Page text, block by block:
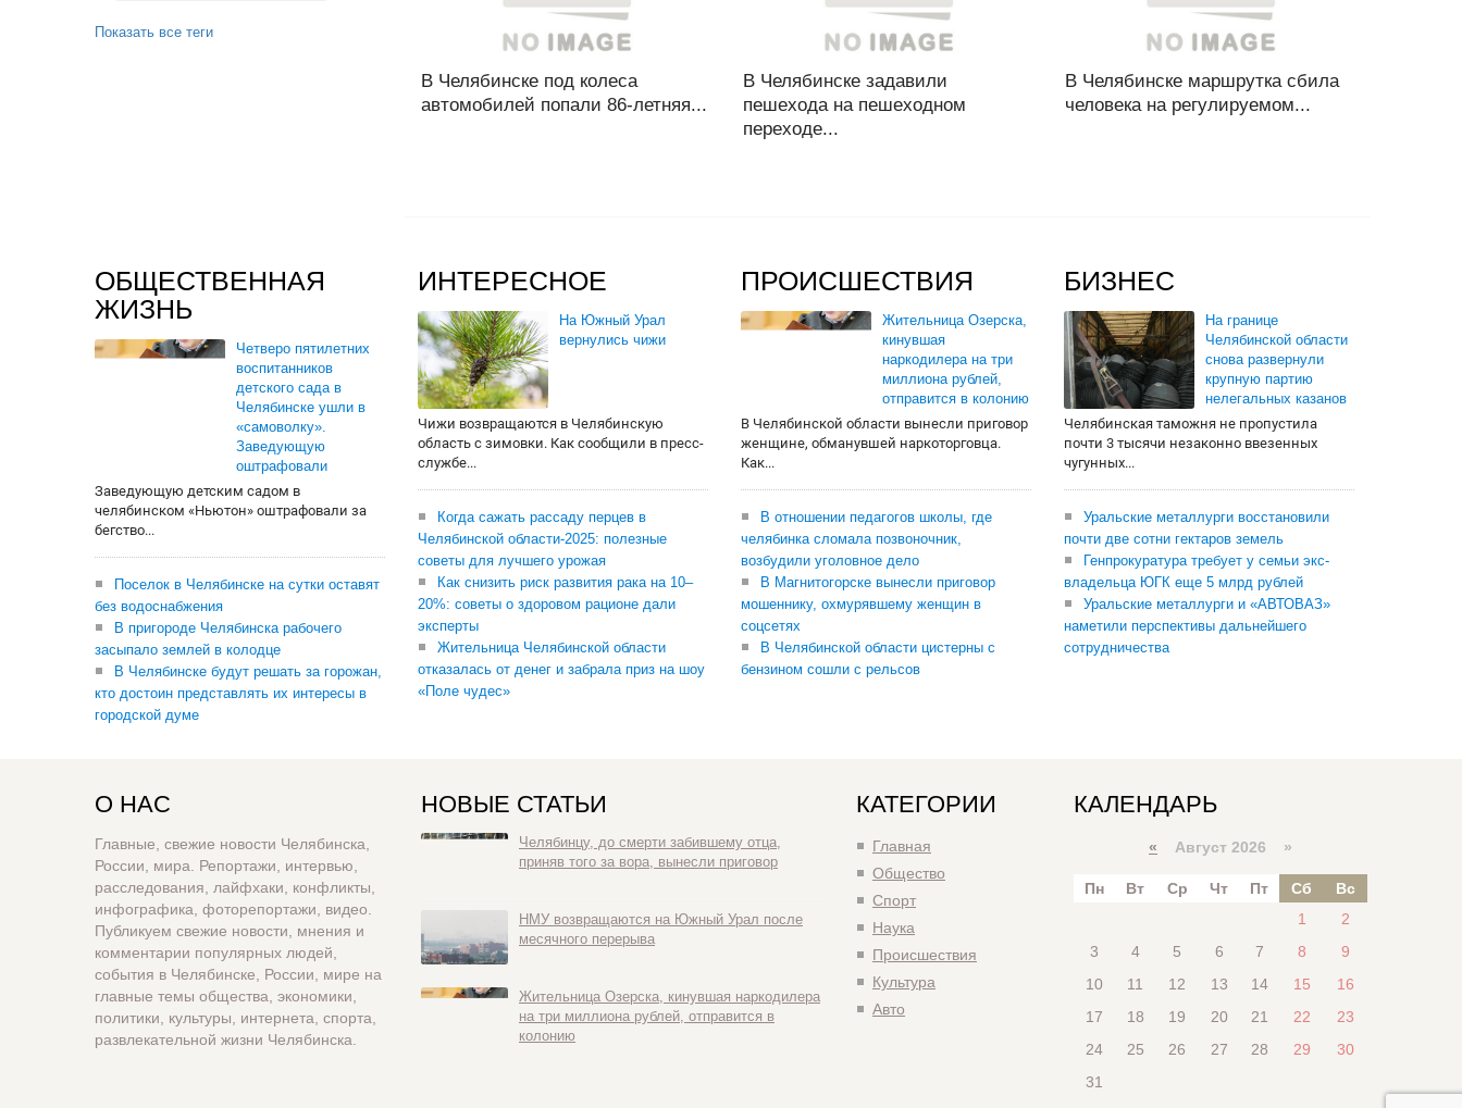
Показать все теги
В Челябинске под колеса
автомобилей попали 86-летняя...
В Челябинске задавили
пешехода на пешеходном
переходе...
В Челябинске маршрутка сбила
человека на регулируемом...
ОБЩЕСТВЕННАЯ
ЖИЗНЬ
Четверо пятилетних
воспитанников
детского сада в
Челябинске ушли в
«самоволку».
Заведующую
оштрафовали
Заведующую детским садом в
челябинском «Ньютон» оштрафовали за
бегство...
Поселок в Челябинске на сутки оставят
без водоснабжения
В пригороде Челябинска рабочего
засыпало землей в колодце
В Челябинске будут решать за горожан,
кто достоин представлять их интересы в
городской думе
ИНТЕРЕСНОЕ
На Южный Урал
вернулись чижи
Чижи возвращаются в Челябинскую
область с зимовки. Как сообщили в пресс-
службе...
Когда сажать рассаду перцев в
Челябинской области-2025: полезные
советы для лучшего урожая
Как снизить риск развития рака на 10–
20%: советы о здоровом рационе дали
эксперты
Жительница Челябинской области
отказалась от денег и забрала приз на шоу
«Поле чудес»
ПРОИСШЕСТВИЯ
Жительница Озерска,
кинувшая
наркодилера на три
миллиона рублей,
отправится в колонию
В Челябинской области вынесли приговор
женщине, обманувшей наркоторговца.
Как...
В отношении педагогов школы, где
челябинка сломала позвоночник,
возбудили уголовное дело
В Магнитогорске вынесли приговор
мошеннику, охмурявшему женщин в
соцсетях
В Челябинской области цистерны с
бензином сошли с рельсов
БИЗНЕС
На границе
Челябинской области
снова развернули
крупную партию
нелегальных казанов
Челябинская таможня не пропустила
почти 3 тысячи незаконно ввезенных
чугунных...
Уральские металлурги восстановили
почти две сотни гектаров земель
Генпрокуратура требует у семьи экс-
владельца ЮГК еще 5 млрд рублей
Уральские металлурги и «АВТОВАЗ»
наметили перспективы дальнейшего
сотрудничества
О НАС
Главные, свежие новости Челябинска,
России, мира. Репортажи, интервью,
расследования, лайфхаки, конфликты,
инфографика, фоторепортажи, видео.
Публикуем свежие новости, мнения и
комментарии популярных людей,
события в Челябинске, России, мире на
главные темы общества, экономики,
политики, культуры, интернета, спорта,
развлекательной жизни Челябинска.
НОВЫЕ СТАТЬИ
Челябинцу, до смерти забившему отца,
приняв того за вора, вынесли приговор
НМУ возвращаются на Южный Урал после
месячного перерыва
Жительница Озерска, кинувшая наркодилера
на три миллиона рублей, отправится в
колонию
КАТЕГОРИИ
Главная
Общество
Спорт
Наука
Происшествия
Культура
Авто
КАЛЕНДАРЬ
« Август 2026 »
Пн Вт Ср Чт Пт Сб
Вс
1
2
3
4 5 6 7 8
9
10
11 12 13 14 15
16
17
18 19 20 21 22
23
24
25 26 27 28 29
30
31